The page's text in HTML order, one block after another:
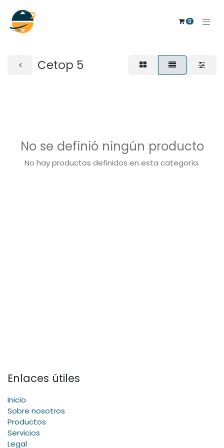
0
Cetop 5
No se definió ningún producto
No hay productos definidos en esta categoría.
Enlaces útiles
Inicio
Sobre nosotros
Productos
Servicios
Legal